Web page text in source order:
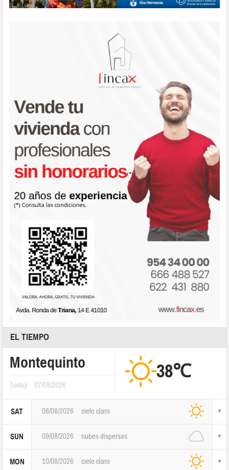
EL TIEMPO
Montequinto
Today 07/08/2026
38℃
SAT 08/08/2026 cielo claro
SUN 09/08/2026 nubes dispersas
MON 10/08/2026 cielo claro